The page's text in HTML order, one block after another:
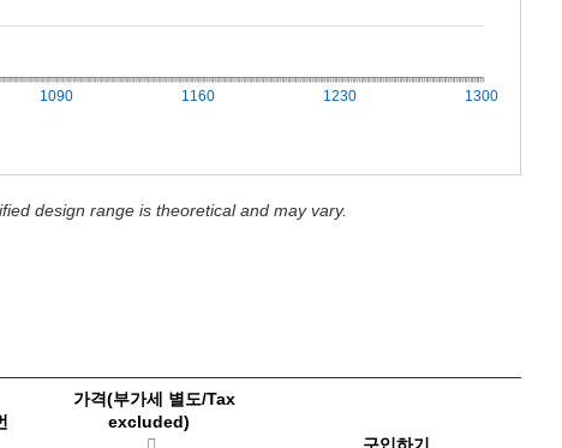
1090 1160 1230 1300
design range is theoretical and may vary.
가격(부가세 별도/Tax
excluded)
구입하기